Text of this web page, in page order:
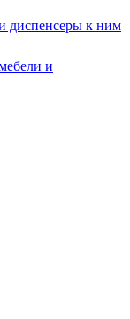
диспенсеры к ним
и